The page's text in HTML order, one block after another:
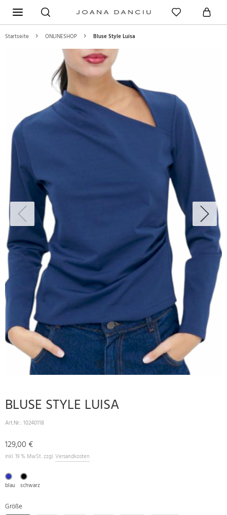
Startseite ONLINESHOP Bluse Style Luisa
Previous Next
BLUSE STYLE LUISA
Art.Nr.: 10240118
129,00 €
inkl. 19 % MwSt. zzgl. Versandkosten
blau schwarz
Größe